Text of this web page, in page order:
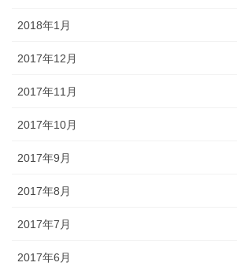
2018年1月
2017年12月
2017年11月
2017年10月
2017年9月
2017年8月
2017年7月
2017年6月